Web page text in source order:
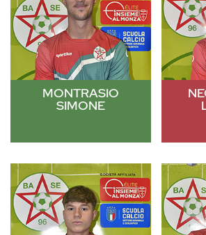
MONTRASIO
SIMONE